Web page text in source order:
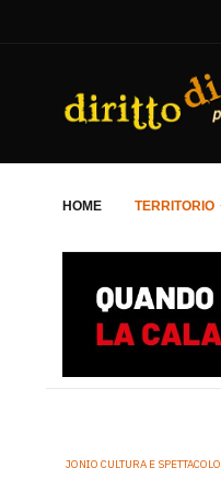
HOME TERRITORIO
JONIO CULTURA E SPETTACOLO